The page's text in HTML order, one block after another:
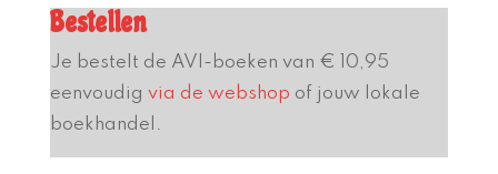
Bestellen
Je bestelt de AVI-boeken van € 10,95
eenvoudig via de webshop of jouw lokale
boekhandel.